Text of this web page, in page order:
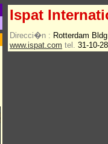
Ispat
Direcci�n : Rotterdam
www.ispat.com tel. 31-10-